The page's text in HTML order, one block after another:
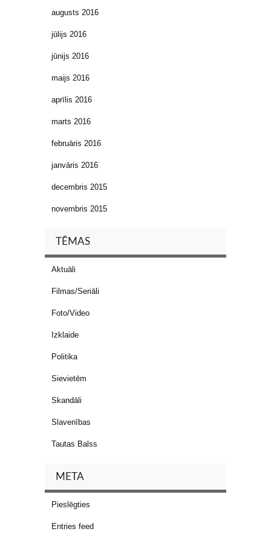
augusts 2016
jūlijs 2016
jūnijs 2016
maijs 2016
aprīlis 2016
marts 2016
februāris 2016
janvāris 2016
decembris 2015
novembris 2015
TĒMAS
Aktuāli
Filmas/Seriāli
Foto/Video
Izklaide
Politika
Sievietēm
Skandāli
Slavenības
Tautas Balss
META
Pieslēgties
Entries feed